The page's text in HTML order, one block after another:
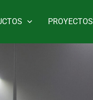
PROYECTOS